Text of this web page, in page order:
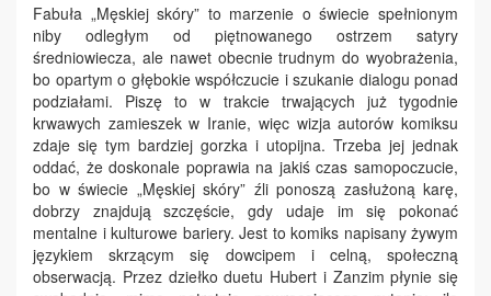
Fabuła „Męskiej skóry” to marzenie o świecie spełnionym
niby odległym od piętnowanego ostrzem satyry
średniowiecza, ale nawet obecnie trudnym do wyobrażenia,
bo opartym o głębokie współczucie i szukanie dialogu ponad
podziałami. Piszę to w trakcie trwających już tygodnie
krwawych zamieszek w Iranie, więc wizja autorów komiksu
zdaje się tym bardziej gorzka i utopijna. Trzeba jej jednak
oddać, że doskonale poprawia na jakiś czas samopoczucie,
bo w świecie „Męskiej skóry” źli ponoszą zasłużoną karę,
dobrzy znajdują szczęście, gdy udaje im się pokonać
mentalne i kulturowe bariery. Jest to komiks napisany żywym
językiem skrzącym się dowcipem i celną, społeczną
obserwacją. Przez dziełko duetu Hubert i Zanzim płynie się